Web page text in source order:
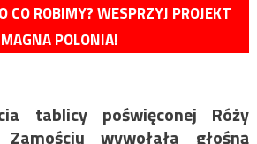
CO ROBIMY? WESPRZYJ PROJEKT
MAGNA POLONIA!
tablicy poświęconej Róży
wywołała głośną